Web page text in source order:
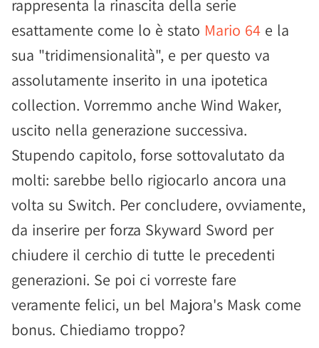
rappresenta la rinascita della serie
esattamente come lo è stato Mario 64 e la
sua "tridimensionalità", e per questo va
assolutamente inserito in una ipotetica
collection. Vorremmo anche Wind Waker,
uscito nella generazione successiva.
Stupendo capitolo, forse sottovalutato da
molti: sarebbe bello rigiocarlo ancora una
volta su Switch. Per concludere, ovviamente,
da inserire per forza Skyward Sword per
chiudere il cerchio di tutte le precedenti
generazioni. Se poi ci vorreste fare
veramente felici, un bel Majora's Mask come
bonus. Chiediamo troppo?